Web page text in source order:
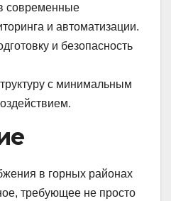
современные
и автоматизации.
и безопасность
с минимальным
в горных районах
требующее не просто